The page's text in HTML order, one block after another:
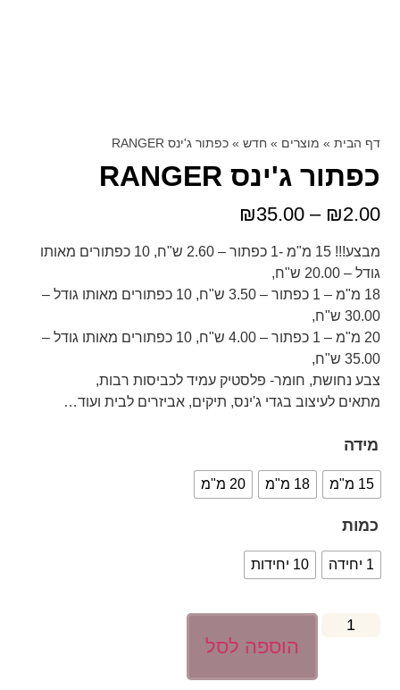
דף הבית » מוצרים » חדש »כפתור ג'ינס RANGER
כפתור ג'ינס RANGER
₪2.00
–
₪35.00
מבצע!!! 15 מ"מ -1 כפתור – 2.60 ש"ח, 10 כפתורים מאותו
גודל – 20.00 ש"ח,
18 מ"מ – 1 כפתור – 3.50 ש"ח, 10 כפתורים מאותו גודל –
30.00 ש"ח,
20 מ"מ – 1 כפתור – 4.00 ש"ח, 10 כפתורים מאותו גודל –
35.00 ש"ח,
צבע נחושת, חומר- פלסטיק עמיד לכביסות רבות,
מתאים לעיצוב בגדי ג'ינס, תיקים, אביזרים לבית ועוד…
מידה
15 מ"מ 18 מ"מ 20 מ"מ
כמות
1 יחידה 10 יחידות
הוספה לסל